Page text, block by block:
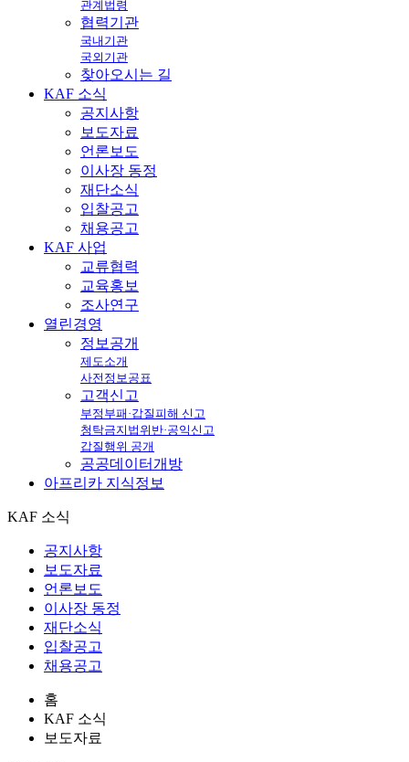
관계법령
협력기관
국내기관
국외기관
찾아오시는 길
KAF 소식
공지사항
보도자료
언론보도
이사장 동정
재단소식
입찰공고
채용공고
KAF 사업
교류협력
교육홍보
조사연구
열린경영
정보공개
제도소개
사전정보공표
고객신고
부정부패·갑질피해 신고
청탁금지법위반·공익신고
갑질행위 공개
공공데이터개방
아프리카 지식정보
KAF 소식
공지사항
보도자료
언론보도
이사장 동정
재단소식
입찰공고
채용공고
홈
KAF 소식
보도자료